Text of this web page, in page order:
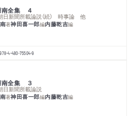
南全集 ４
日新聞所載論説（続） 時事論 他
著神田喜一郎編内藤乾吉編
978-4-480-75504-9
南全集 ３
日新聞所載論説
著神田喜一郎編内藤乾吉編